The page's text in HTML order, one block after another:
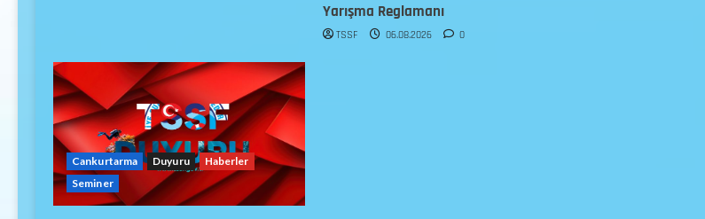
Yarışma Reglamanı
TSSF 06.08.2026 0
Cankurtarma Duyuru
Haberler
Seminer